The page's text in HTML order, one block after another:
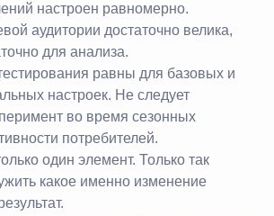
настроен равномерно.
аудитории достаточно велика,
для анализа.
равны для базовых и
настроек. Не следует
во время сезонных
потребителей.
один элемент. Только так
какое именно изменение